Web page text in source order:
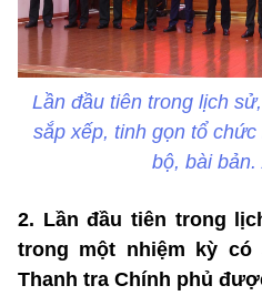
Lần đầu tiên trong lịch
sắp xếp, tinh gọn tổ
bộ, bài bản.
2. Lần đầu tiên trong
trong một nhiệm kỳ có
Thanh tra Chính phủ